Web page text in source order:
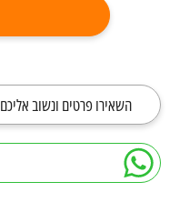
השאירו פרטים ונשוב אליכם